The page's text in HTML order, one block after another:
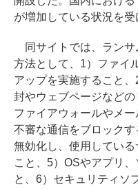
が増加している状況を受
同サイトでは、ランサ
方法として、1）ファイ
アップを実施すること
封やウェブページなどの
ファイアウォールやメー
不審な通信をブロック
無効化し、使用してい
こと、5）OSやアプリ
と、6）セキュリティソ